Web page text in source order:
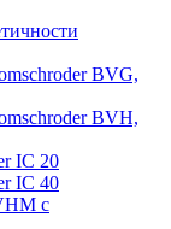
BVG,
BVH,
IC 20
IC 40
с